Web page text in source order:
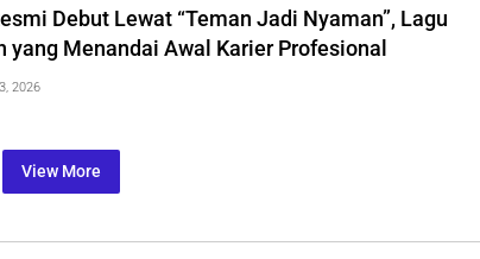
Debut Lewat “Teman Jadi Nyaman”, Lagu
yang Menandai Awal Karier Profesional
2026
View More